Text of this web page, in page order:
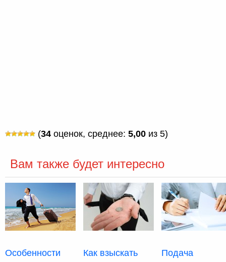
(34 оценок, среднее: 5,00 из 5)
Вам также будет интересно
Особенности
Как взыскать
Подача